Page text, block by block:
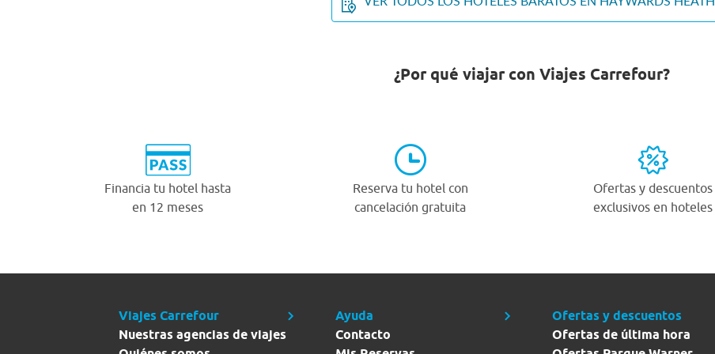
¿Por qué viajar con Viajes Carrefour?
Financia tu hotel hasta
en 12 meses
Reserva tu hotel con
cancelación gratuita
Ofertas y descuentos
exclusivos en hoteles
Viajes Carrefour
Nuestras agencias de viajes
Ayuda
Contacto
Ofertas y descuentos
Ofertas de última hora